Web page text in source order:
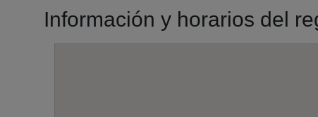
Información y horarios del